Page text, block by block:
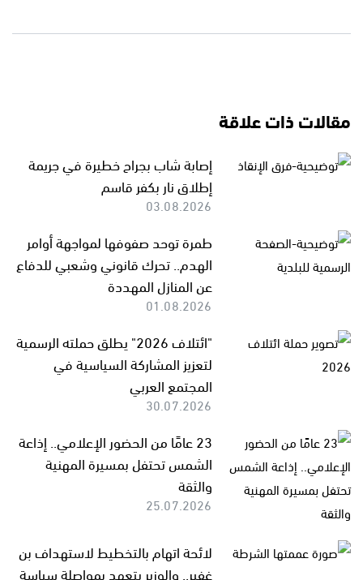
مقالات ذات علاقة
إصابة شاب بجراح خطيرة في جريمة
إطلاق نار بكفر قاسم
03.08.2026
طمرة توحد صفوفها لمواجهة أوامر
الهدم.. تحرك قانوني وشعبي للدفاع
عن المنازل المهددة
01.08.2026
"ائتلاف 2026" يطلق حملته الرسمية
لتعزيز المشاركة السياسية في
المجتمع العربي
30.07.2026
23 عامًا من الحضور الإعلامي.. إذاعة
الشمس تحتفل بمسيرة المهنية
والثقة
25.07.2026
لائحة اتهام بالتخطيط لاستهداف بن
غفير.. والوزير يتعهد بمواصلة سياسة